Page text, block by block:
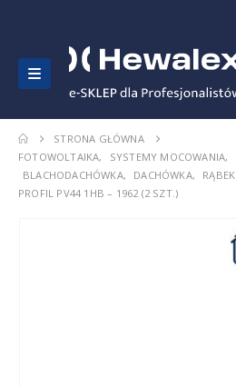
STRONA GŁÓWNA
FOTOWOLTAIKA, SYSTEMY MOCOWANIA,
BLACHODACHÓWKA, DACHÓWKA,
RĄBEK
PROFIL PV44 1HB – 1962 (2 SZT.)